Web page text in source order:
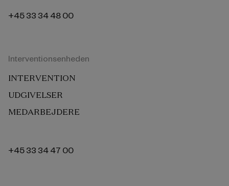
+45 33 34 48 00
Interventionsenheden
INTERVENTION
UDGIVELSER
MEDARBEJDERE
+45 33 34 47 00